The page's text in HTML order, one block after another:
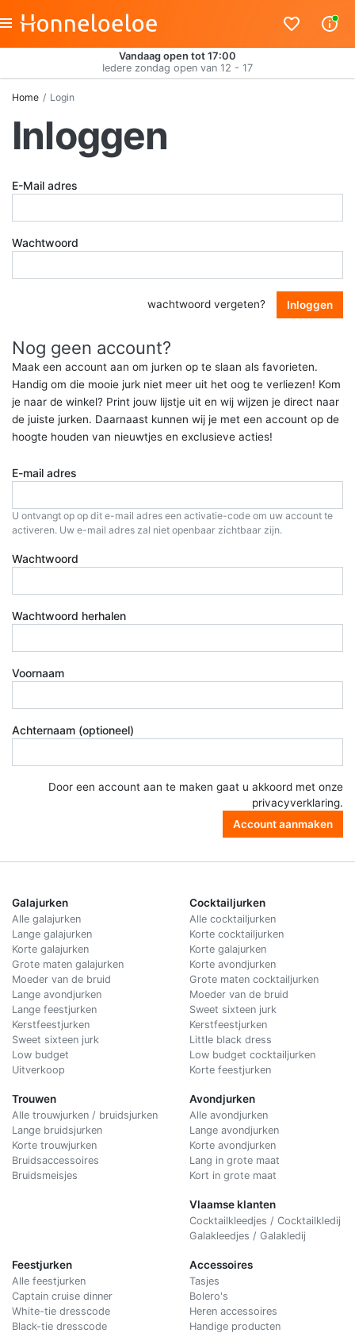
Vandaag open tot 17:00
Iedere zondag open van 12 - 17
Home Login
Inloggen
E-Mail adres
Wachtwoord
wachtwoord vergeten? Inloggen
Nog geen account?
Maak een account aan om jurken op te slaan als favorieten.
Handig om die mooie jurk niet meer uit het oog te verliezen! Kom
je naar de winkel? Print jouw lijstje uit en wij wijzen je direct naar
de juiste jurken. Daarnaast kunnen wij je met een account op de
hoogte houden van nieuwtjes en exclusieve acties!
E-mail adres
U ontvangt op op dit e-mail adres een activatie-code om uw account te
activeren. Uw e-mail adres zal niet openbaar zichtbaar zijn.
Wachtwoord
Wachtwoord herhalen
Voornaam
Achternaam (optioneel)
Door een account aan te maken gaat u akkoord met onze
privacyverklaring.
Account aanmaken
Galajurken
Alle galajurken
Lange galajurken
Korte galajurken
Grote maten galajurken
Moeder van de bruid
Lange avondjurken
Lange feestjurken
Kerstfeestjurken
Sweet sixteen jurk
Low budget
Uitverkoop
Trouwen
Alle trouwjurken / bruidsjurken
Lange bruidsjurken
Korte trouwjurken
Bruidsaccessoires
Bruidsmeisjes
Cocktailjurken
Alle cocktailjurken
Korte cocktailjurken
Korte galajurken
Korte avondjurken
Grote maten cocktailjurken
Moeder van de bruid
Sweet sixteen jurk
Kerstfeestjurken
Little black dress
Low budget cocktailjurken
Korte feestjurken
Avondjurken
Alle avondjurken
Lange avondjurken
Korte avondjurken
Lang in grote maat
Kort in grote maat
Vlaamse klanten
Cocktailkleedjes / Cocktailkledij
Galakleedjes / Galakledij
Feestjurken
Alle feestjurken
Captain cruise dinner
White-tie dresscode
Black-tie dresscode
Accessoires
Tasjes
Bolero's
Heren accessoires
Handige producten